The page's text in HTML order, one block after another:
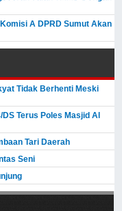
A DPRD Sumut Akan
Tidak Berhenti Meski
DS Terus Poles Masjid Al
Tari Daerah
Seni